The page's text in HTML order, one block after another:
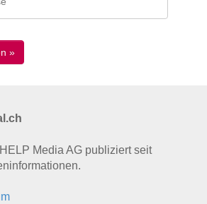
Media AG publiziert seit